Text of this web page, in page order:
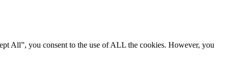
All”, you consent to the use of ALL the cookies. However, you